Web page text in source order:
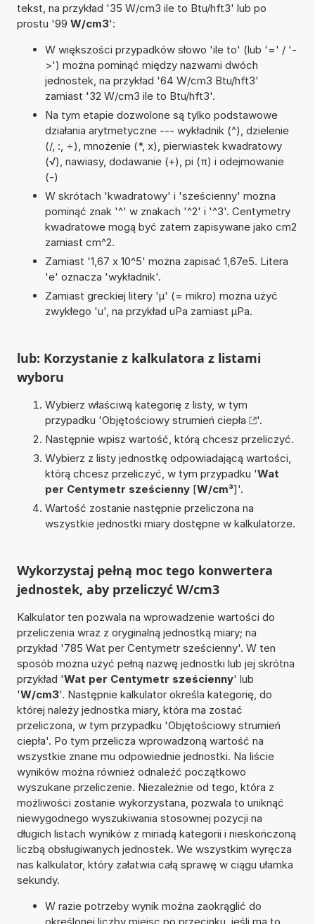
tekst, na przykład '35 W/cm3 ile to Btu/hft3' lub po
prostu '99 W/cm3':
W większości przypadków słowo 'ile to' (lub '=' / '-
>') można pominąć między nazwami dwóch
jednostek, na przykład '64 W/cm3 Btu/hft3'
zamiast '32 W/cm3 ile to Btu/hft3'.
Na tym etapie dozwolone są tylko podstawowe
działania arytmetyczne --- wykładnik (^), dzielenie
(/, :, ÷), mnożenie (*, x), pierwiastek kwadratowy
(√), nawiasy, dodawanie (+), pi (π) i odejmowanie
(-)
W skrótach 'kwadratowy' i 'sześcienny' można
pominąć znak '^' w znakach '^2' i '^3'. Centymetry
kwadratowe mogą być zatem zapisywane jako cm2
zamiast cm^2.
Zamiast '1,67 x 10^5' można zapisać 1,67e5. Litera
'e' oznacza 'wykładnik'.
Zamiast greckiej litery 'µ' (= mikro) można użyć
zwykłego 'u', na przykład uPa zamiast µPa.
lub: Korzystanie z kalkulatora z listami
wyboru
Wybierz właściwą kategorię z listy, w tym
przypadku 'Objętościowy strumień ciepła
'.
Następnie wpisz wartość, którą chcesz przeliczyć.
Wybierz z listy jednostkę odpowiadającą wartości,
którą chcesz przeliczyć, w tym przypadku 'Wat
per Centymetr sześcienny[W/cm³]'.
Wartość zostanie następnie przeliczona na
wszystkie jednostki miary dostępne w kalkulatorze.
Wykorzystaj pełną moc tego konwertera
jednostek, aby przeliczyć W/cm3
Kalkulator ten pozwala na wprowadzenie wartości do
przeliczenia wraz z oryginalną jednostką miary; na
przykład '785 Wat per Centymetr sześcienny'. W ten
sposób można użyć pełną nazwę jednostki lub jej skrótna
przykład 'Wat per Centymetr sześcienny' lub
'W/cm3'. Następnie kalkulator określa kategorię, do
której należy jednostka miary, która ma zostać
przeliczona, w tym przypadku 'Objętościowy strumień
ciepła'. Po tym przelicza wprowadzoną wartość na
wszystkie znane mu odpowiednie jednostki. Na liście
wyników można również odnaleźć początkowo
wyszukane przeliczenie. Niezależnie od tego, która z
możliwości zostanie wykorzystana, pozwala to uniknąć
niewygodnego wyszukiwania stosownej pozycji na
długich listach wyników z miriadą kategorii i nieskończoną
liczbą obsługiwanych jednostek. We wszystkim wyręcza
nas kalkulator, który załatwia całą sprawę w ciągu ułamka
sekundy.
W razie potrzeby wynik można zaokrąglić do
określonej liczby miejsc po przecinku, jeśli ma to